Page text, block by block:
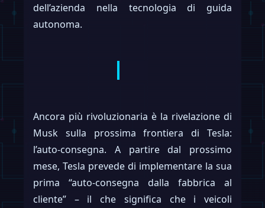
dell’azienda nella tecnologia di guida
autonoma.
Ancora più rivoluzionaria è la rivelazione di
Musk sulla prossima frontiera di Tesla:
l’auto-consegna. A partire dal prossimo
mese, Tesla prevede di implementare la sua
prima “auto-consegna dalla fabbrica al
cliente” – il che significa che i veicoli